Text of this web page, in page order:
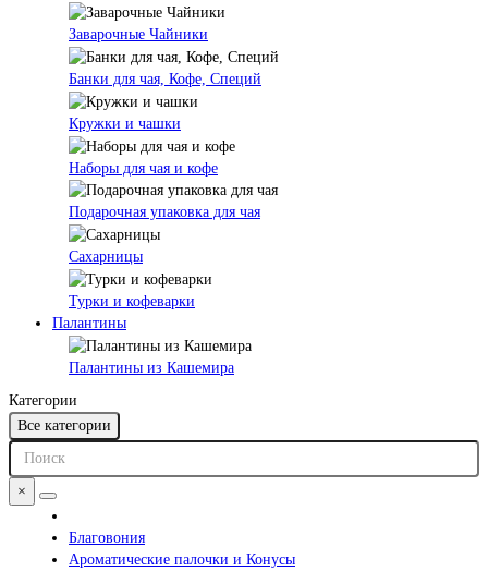
Заварочные Чайники
Банки для чая, Кофе, Специй
Кружки и чашки
Наборы для чая и кофе
Подарочная упаковка для чая
Сахарницы
Турки и кофеварки
Палантины
Палантины из Кашемира
Категории
Все категории
×
Благовония
Ароматические палочки и Конусы